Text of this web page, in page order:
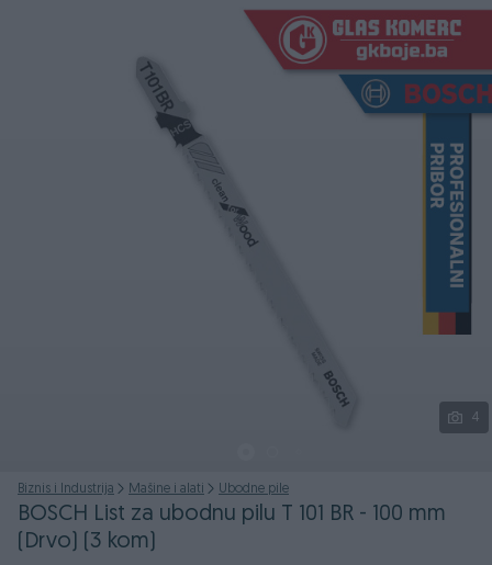
Podijeli
4
Biznis i Industrija Mašine i alati Ubodne pile
BOSCH List za ubodnu pilu T 101 BR - 100 mm
(Drvo) (3 kom)